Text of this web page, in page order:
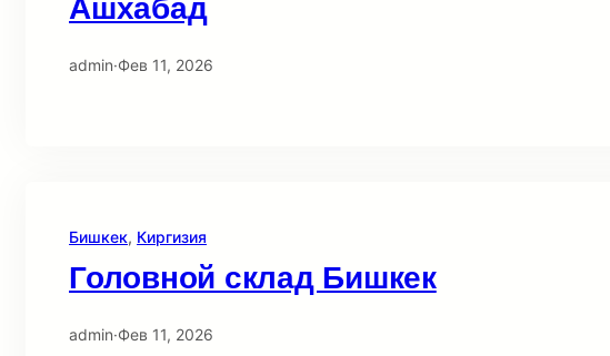
Ашхабад
admin·Фев 11, 2026
Бишкек, Киргизия
Головной склад Бишкек
admin·Фев 11, 2026